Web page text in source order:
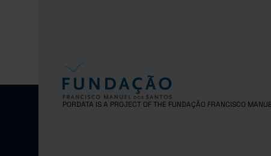
PORDATA IS A PROJECT OF THE FUNDAÇÃO FRANCISCO